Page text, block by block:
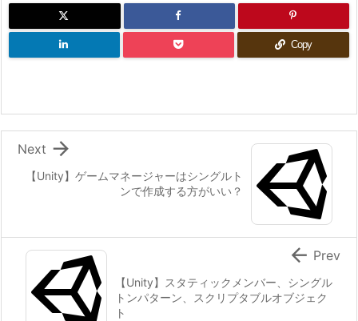
Copy
【Unity】ゲームマネージャーはシングルト
ンで作成する方がいい？

Next
【Unity】スタティックメンバー、シングル
トンパターン、スクリプタブルオブジェク
ト
 Prev